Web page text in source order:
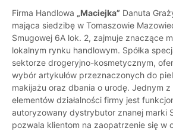
Firma Handlowa „Maciejka” Danuta
mająca siedzibę w Tomaszowie
Smugowej 6A lok. 2, zajmuje znaczące
lokalnym rynku handlowym. Spółka
sektorze drogeryjno-kosmetycznym,
wybór artykułów przeznaczonych do
makijażu oraz dbania o urodę. Jednym
elementów działalności firmy jest
autoryzowany dystrybutor znanej marki
pozwala klientom na zaopatrzenie się w